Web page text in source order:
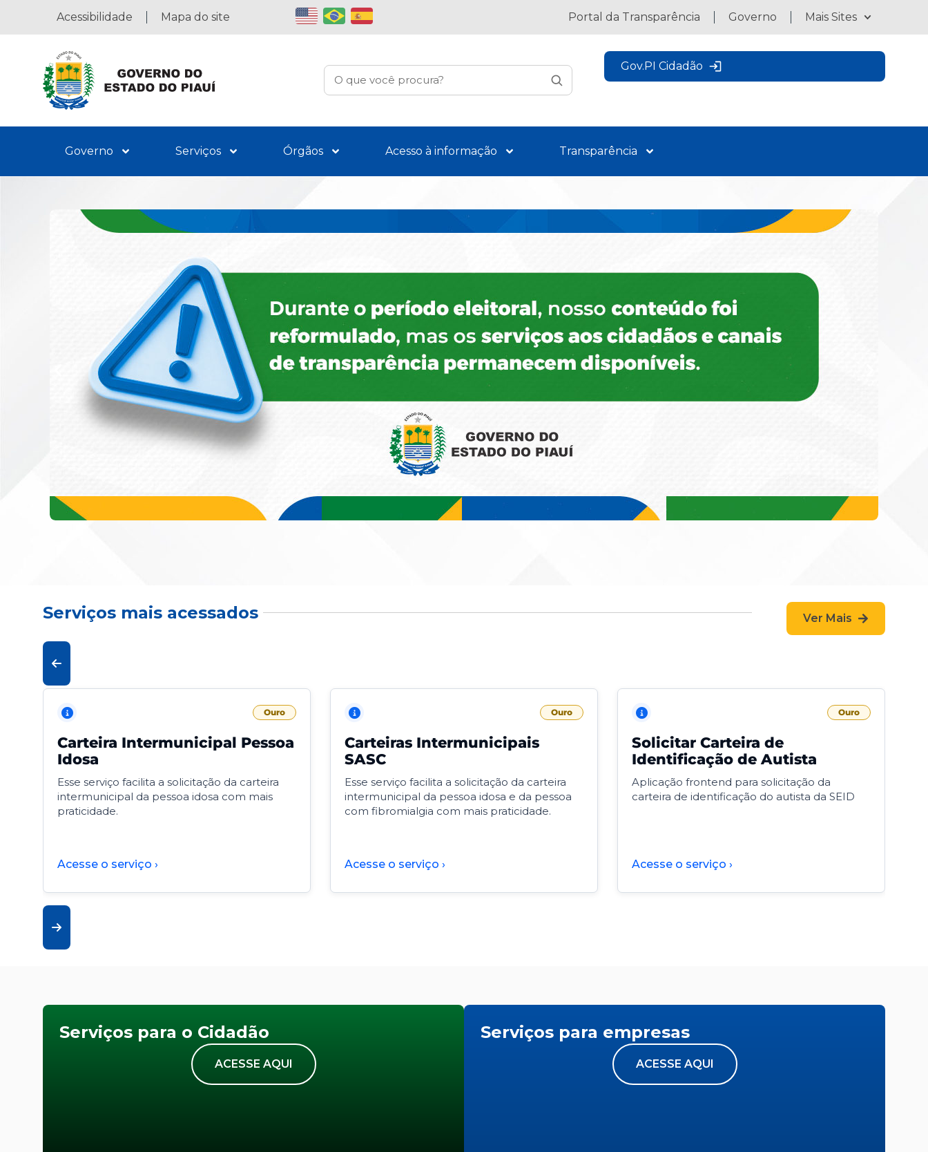
Acessibilidade Mapa do site Portal da Transparência Governo Mais Sites
Gov.PI Cidadão
Governo Serviços Órgãos Acesso à informação Transparência
Serviços mais acessados Ver Mais
Ouro
Carteira Intermunicipal Pessoa
Idosa
Esse serviço facilita a solicitação da carteira
intermunicipal da pessoa idosa com mais
praticidade.
Acesse o serviço ›
Ouro
Carteiras Intermunicipais
SASC
Esse serviço facilita a solicitação da carteira
intermunicipal da pessoa idosa e da pessoa
com fibromialgia com mais praticidade.
Acesse o serviço ›
Ouro
Solicitar Carteira de
Identificação de Autista
Aplicação frontend para solicitação da
carteira de identificação do autista da SEID
Acesse o serviço ›
Serviços para o Cidadão
ACESSE AQUI
Serviços para empresas
ACESSE AQUI